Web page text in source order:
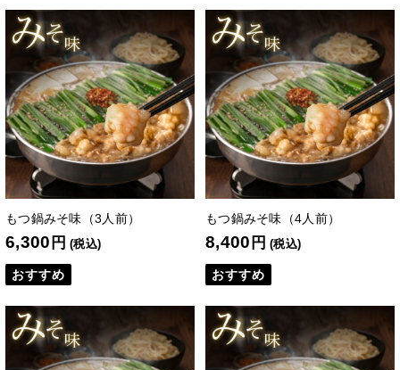
もつ鍋みそ味（3人前）
6,300 円 (税込)
おすすめ
もつ鍋みそ味（4人前）
8,400 円 (税込)
おすすめ